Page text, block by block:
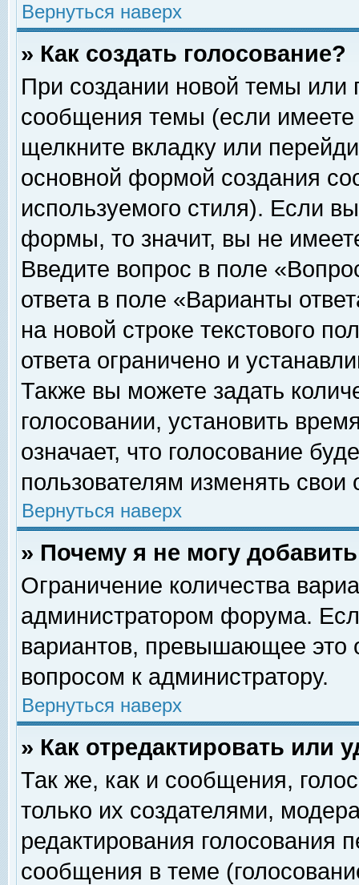
Вернуться наверх
» Как создать голосование?
При создании новой темы или
сообщения темы (если
щелкните вкладку или
основной формой создания
используемого стиля). Если
формы, то значит, вы не
Введите вопрос в поле
ответа в поле «Варианты
на новой строке текстового
ответа ограничено и
Также вы можете задать
голосовании, установить
означает, что голосование
пользователям изменять свои
Вернуться наверх
» Почему я не могу
Ограничение количества
администратором форума.
вариантов, превышающее это
вопросом к администратору.
Вернуться наверх
» Как отредактировать или
Так же, как и сообщения,
только их создателями,
редактирования голосования
сообщения в теме